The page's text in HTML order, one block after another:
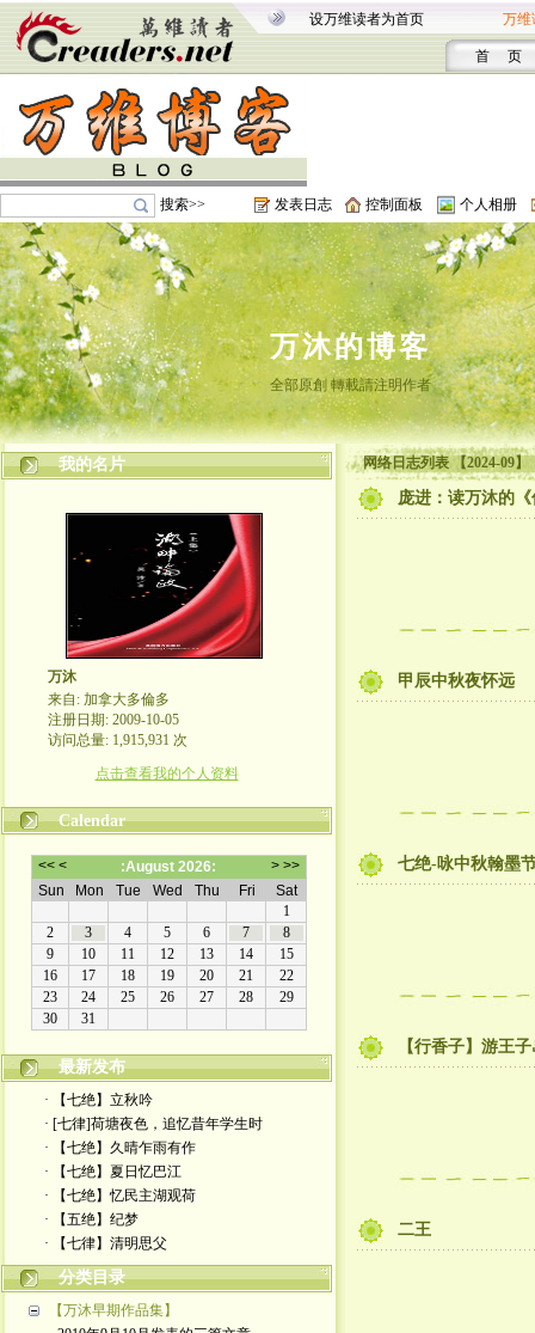
设万维读者为首页 万维
首 页
搜索>> 发表日志 控制面板 个人相册
万沐的博客
全部原創 轉載請注明作者
我的名片
万沐
来自: 加拿大多倫多
注册日期: 2009-10-05
访问总量: 1,915,931 次
点击查看我的个人资料
Calendar
最新发布
· 【七绝】立秋吟
· [七律]荷塘夜色，追忆昔年学生时
· 【七绝】久晴乍雨有作
· 【七绝】夏日忆巴江
· 【七绝】忆民主湖观荷
· 【五绝】纪梦
· ​【七律】清明思父
分类目录
【万沐早期作品集】
网络日志列表 【2024-09】
庞进：读万沐的
甲辰中秋夜怀远
七绝-咏中秋翰墨
【行香子】游王
二王